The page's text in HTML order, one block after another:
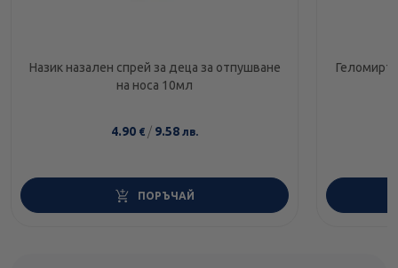
Назик назален спрей за деца за отпушване
на носа 10мл
4.90 € / 9.58 лв.
ПОРЪЧАЙ